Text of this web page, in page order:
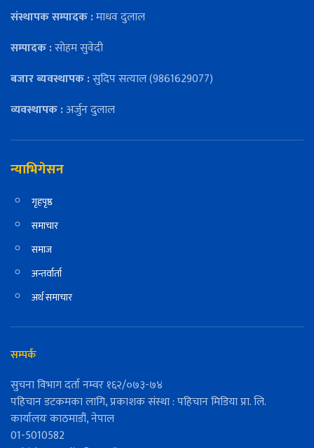
संस्थापक सम्पादक :माधव दुलाल
सम्पादक :सोहम सुवेदी
बजार ब्यवस्थापक :सुदिप सत्याल (9861629077)
व्यवस्थापक :अर्जुन दुलाल
न्याभिगेसन
गृहपृष्ठ
समाचार
समाज
अन्तर्वार्ता
अर्थ समाचार
सम्पर्क
सुचना विभाग दर्ता नम्वर १६२/०७३-७४
पहिचान डटकमका लागि, प्रकाशक संस्था : पहिचान मिडिया प्रा. लि.
कार्यालयः काठमाडौं, नेपाल
01-5010582